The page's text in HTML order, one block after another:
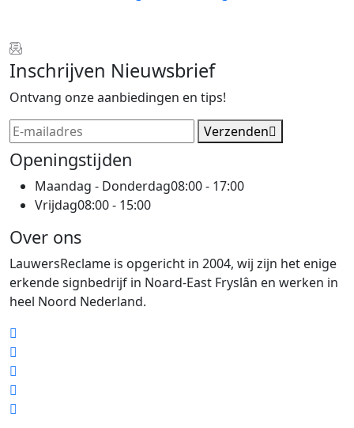
Inschrijven Nieuwsbrief
Ontvang onze aanbiedingen en tips!
Verzenden
Openingstijden
Maandag - Donderdag08:00 - 17:00
Vrijdag08:00 - 15:00
Over ons
LauwersReclame is opgericht in 2004, wij zijn het enige
erkende signbedrijf in Noard-East Fryslân en werken in
heel Noord Nederland.